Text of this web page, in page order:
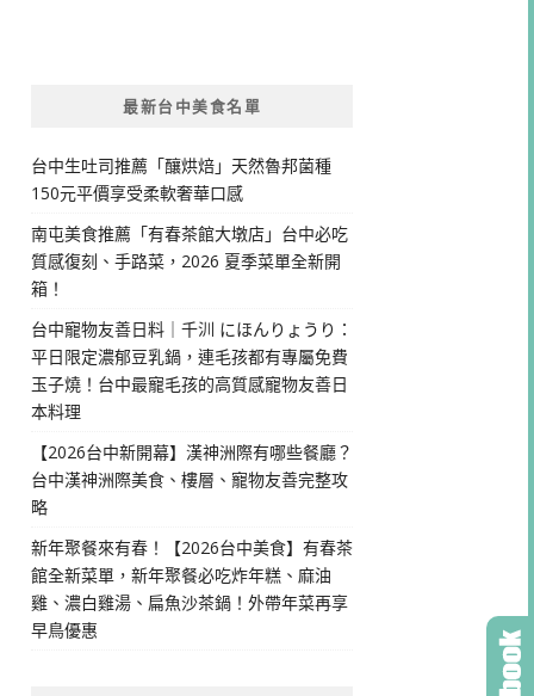
最新台中美食名單
台中生吐司推薦「釀烘焙」天然魯邦菌種
150元平價享受柔軟奢華口感
南屯美食推薦「有春茶館大墩店」台中必吃
質感復刻、手路菜，2026 夏季菜單全新開
箱！
台中寵物友善日料｜千汌 にほんりょうり：
平日限定濃郁豆乳鍋，連毛孩都有專屬免費
玉子燒！台中最寵毛孩的高質感寵物友善日
本料理
【2026台中新開幕】漢神洲際有哪些餐廳？
台中漢神洲際美食、樓層、寵物友善完整攻
略
新年聚餐來有春！【2026台中美食】有春茶
館全新菜單，新年聚餐必吃炸年糕、麻油
雞、濃白雞湯、扁魚沙茶鍋！外帶年菜再享
早鳥優惠